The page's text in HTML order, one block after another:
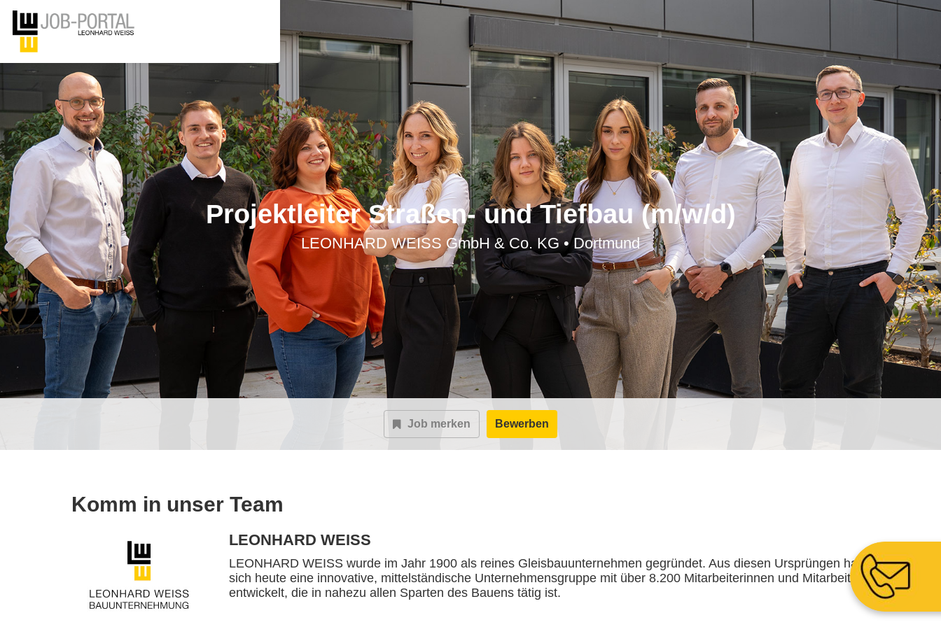
Projektleiter Straßen- und Tiefbau (m/w/d)
LEONHARD WEISS GmbH & Co. KG • Dortmund
Job merken Bewerben
Komm in unser Team
LEONHARD WEISS
LEONHARD WEISS wurde im Jahr 1900 als reines Gleisbauunternehmen gegründet. Aus diesen Ursprüngen hat
sich heute eine innovative, mittelständische Unternehmensgruppe mit über 8.200 Mitarbeiterinnen und Mitarbeitern
entwickelt, die in nahezu allen Sparten des Bauens tätig ist.